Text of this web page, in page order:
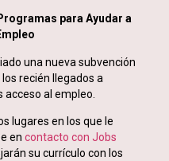
para Ayudar a
una nueva subvención
recién llegados a
al empleo.
lugares en los que le
encontacto con Jobs
su currículo con los